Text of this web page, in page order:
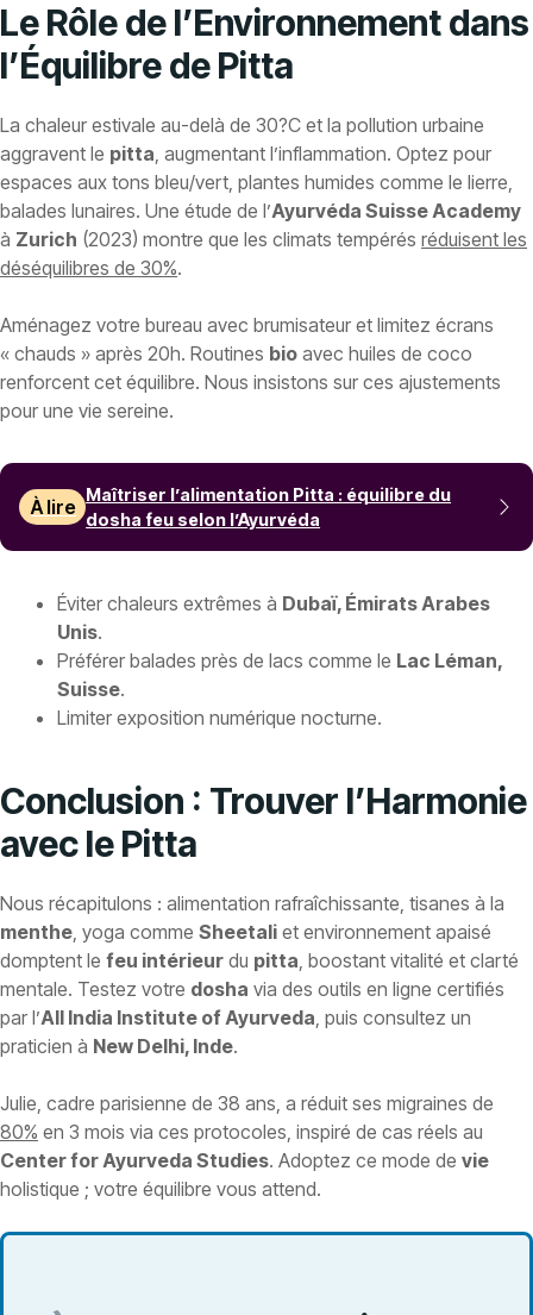
Le Rôle de l’Environnement dans
l’Équilibre de Pitta
La chaleur estivale au-delà de 30?C et la pollution urbaine
aggravent le pitta, augmentant l’inflammation. Optez pour
espaces aux tons bleu/vert, plantes humides comme le lierre,
balades lunaires. Une étude de l’Ayurvéda Suisse Academy
à Zurich (2023) montre que les climats tempérés réduisent les
déséquilibres de 30%.
Aménagez votre bureau avec brumisateur et limitez écrans
« chauds » après 20h. Routines bio avec huiles de coco
renforcent cet équilibre. Nous insistons sur ces ajustements
pour une vie sereine.
À lire
Maîtriser l’alimentation Pitta : équilibre du
dosha feu selon l’Ayurvéda
Éviter chaleurs extrêmes à Dubaï, Émirats Arabes
Unis.
Préférer balades près de lacs comme le Lac Léman,
Suisse.
Limiter exposition numérique nocturne.
Conclusion : Trouver l’Harmonie
avec le Pitta
Nous récapitulons : alimentation rafraîchissante, tisanes à la
menthe, yoga comme Sheetali et environnement apaisé
domptent le feu intérieur du pitta, boostant vitalité et clarté
mentale. Testez votre dosha via des outils en ligne certifiés
par l’All India Institute of Ayurveda, puis consultez un
praticien à New Delhi, Inde.
Julie, cadre parisienne de 38 ans, a réduit ses migraines de
80% en 3 mois via ces protocoles, inspiré de cas réels au
Center for Ayurveda Studies. Adoptez ce mode de vie
holistique ; votre équilibre vous attend.